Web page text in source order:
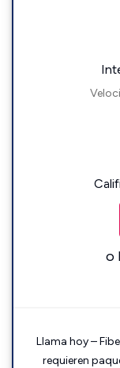
o
Llama hoy –
requieren